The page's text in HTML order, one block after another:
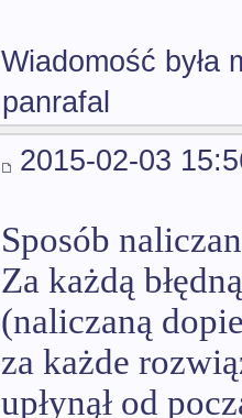
Wiadomość była
panrafal
2015-02-03
Sposób
Za każdą
(naliczaną
za każde
upłynął od